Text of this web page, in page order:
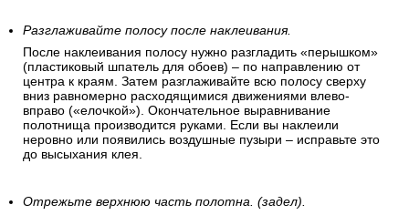
Разглаживайте полосу после наклеивания.
После наклеивания полосу нужно разгладить «перышком»
(пластиковый шпатель для обоев) – по направлению от
центра к краям. Затем разглаживайте всю полосу сверху
вниз равномерно расходящимися движениями влево-
вправо («елочкой»). Окончательное выравнивание
полотнища производится руками. Если вы наклеили
неровно или появились воздушные пузыри – исправьте это
до высыхания клея.
Отрежьте верхнюю часть полотна. (задел).